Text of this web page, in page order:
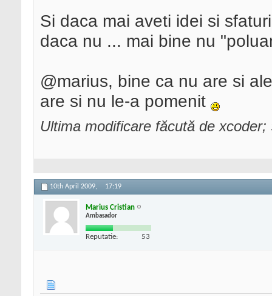
Si daca mai aveti idei si
daca nu ... mai bine nu
@marius, bine ca nu are si
are si nu le-a pomenit
Ultima modificare făcută de
10th April 2009, 17:19
Marius Cristian
Ambasador
Reputatie: 53